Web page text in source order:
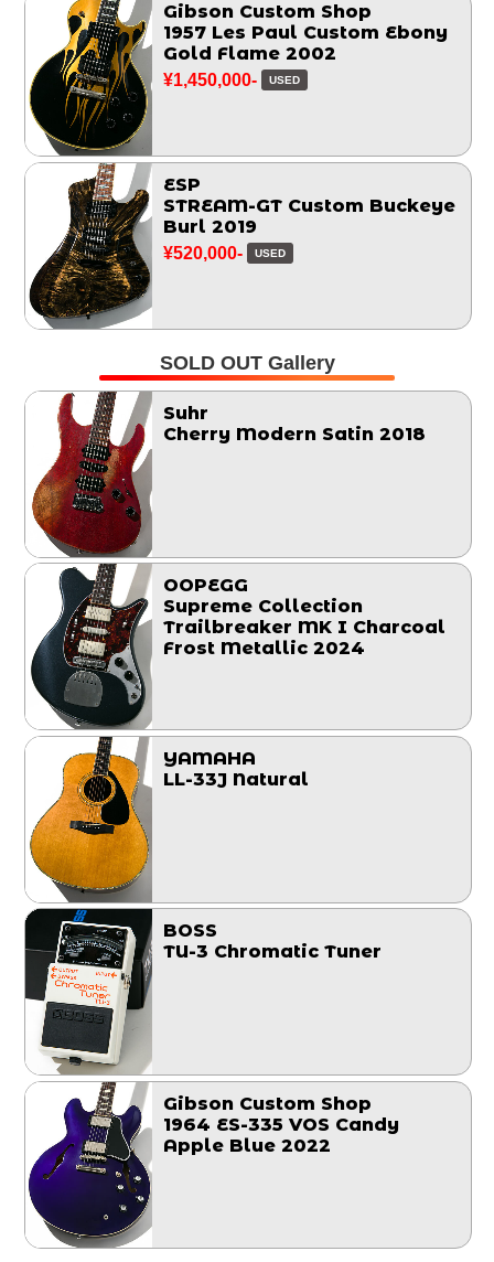
Gibson Custom Shop
1957 Les Paul Custom Ebony
Gold Flame 2002
¥1,450,000- USED
ESP
STREAM-GT Custom Buckeye
Burl 2019
¥520,000- USED
SOLD OUT Gallery
Suhr
Cherry Modern Satin 2018
OOPEGG
Supreme Collection
Trailbreaker MK I Charcoal
Frost Metallic 2024
YAMAHA
LL-33J Natural
BOSS
TU-3 Chromatic Tuner
Gibson Custom Shop
1964 ES-335 VOS Candy
Apple Blue 2022